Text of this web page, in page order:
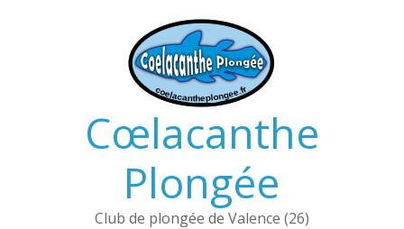
Cœlacanthe
Plongée
Club de plongée de Valence (26)